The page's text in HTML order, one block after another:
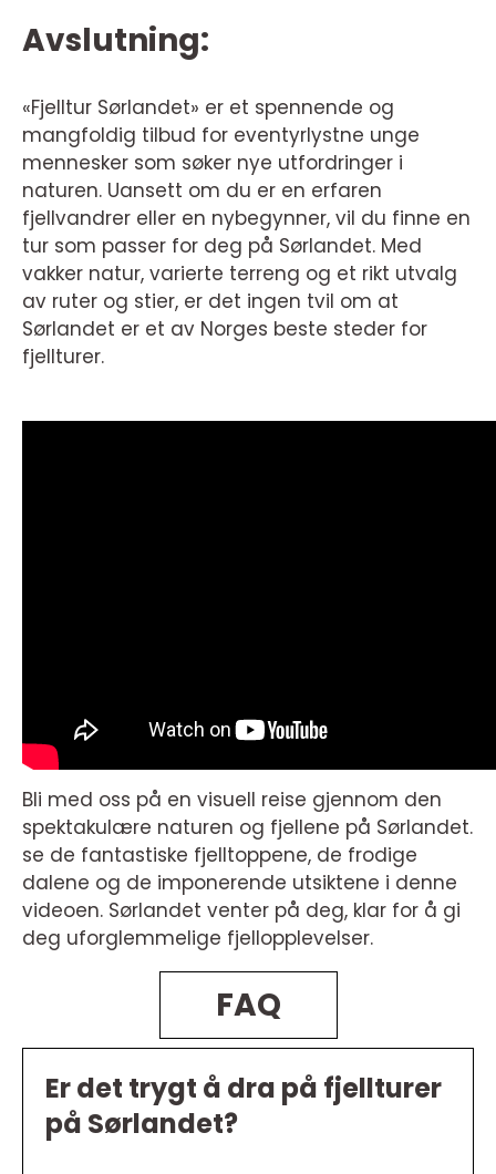
Avslutning:
«Fjelltur Sørlandet» er et spennende og
mangfoldig tilbud for eventyrlystne unge
mennesker som søker nye utfordringer i
naturen. Uansett om du er en erfaren
fjellvandrer eller en nybegynner, vil du finne en
tur som passer for deg på Sørlandet. Med
vakker natur, varierte terreng og et rikt utvalg
av ruter og stier, er det ingen tvil om at
Sørlandet er et av Norges beste steder for
fjellturer.
Bli med oss på en visuell reise gjennom den
spektakulære naturen og fjellene på Sørlandet.
se de fantastiske fjelltoppene, de frodige
dalene og de imponerende utsiktene i denne
videoen. Sørlandet venter på deg, klar for å gi
deg uforglemmelige fjellopplevelser.
FAQ
Er det trygt å dra på fjellturer
på Sørlandet?